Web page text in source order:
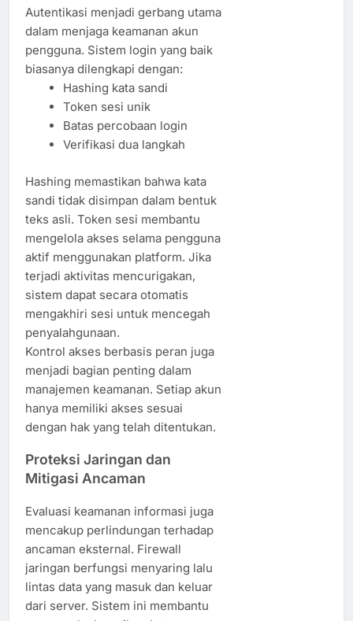
Autentikasi menjadi gerbang utama
dalam menjaga keamanan akun
pengguna. Sistem login yang baik
biasanya dilengkapi dengan:
Hashing kata sandi
Token sesi unik
Batas percobaan login
Verifikasi dua langkah
Hashing memastikan bahwa kata
sandi tidak disimpan dalam bentuk
teks asli. Token sesi membantu
mengelola akses selama pengguna
aktif menggunakan platform. Jika
terjadi aktivitas mencurigakan,
sistem dapat secara otomatis
mengakhiri sesi untuk mencegah
penyalahgunaan.
Kontrol akses berbasis peran juga
menjadi bagian penting dalam
manajemen keamanan. Setiap akun
hanya memiliki akses sesuai
dengan hak yang telah ditentukan.
Proteksi Jaringan dan
Mitigasi Ancaman
Evaluasi keamanan informasi juga
mencakup perlindungan terhadap
ancaman eksternal. Firewall
jaringan berfungsi menyaring lalu
lintas data yang masuk dan keluar
dari server. Sistem ini membantu